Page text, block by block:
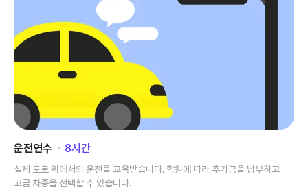
운전연수 ･ 8시간
실제 도로 위에서의 운전을 교육받습니다. 학원에 따라 추가금을 납부하고
고급 차종을 선택할 수 있습니다.